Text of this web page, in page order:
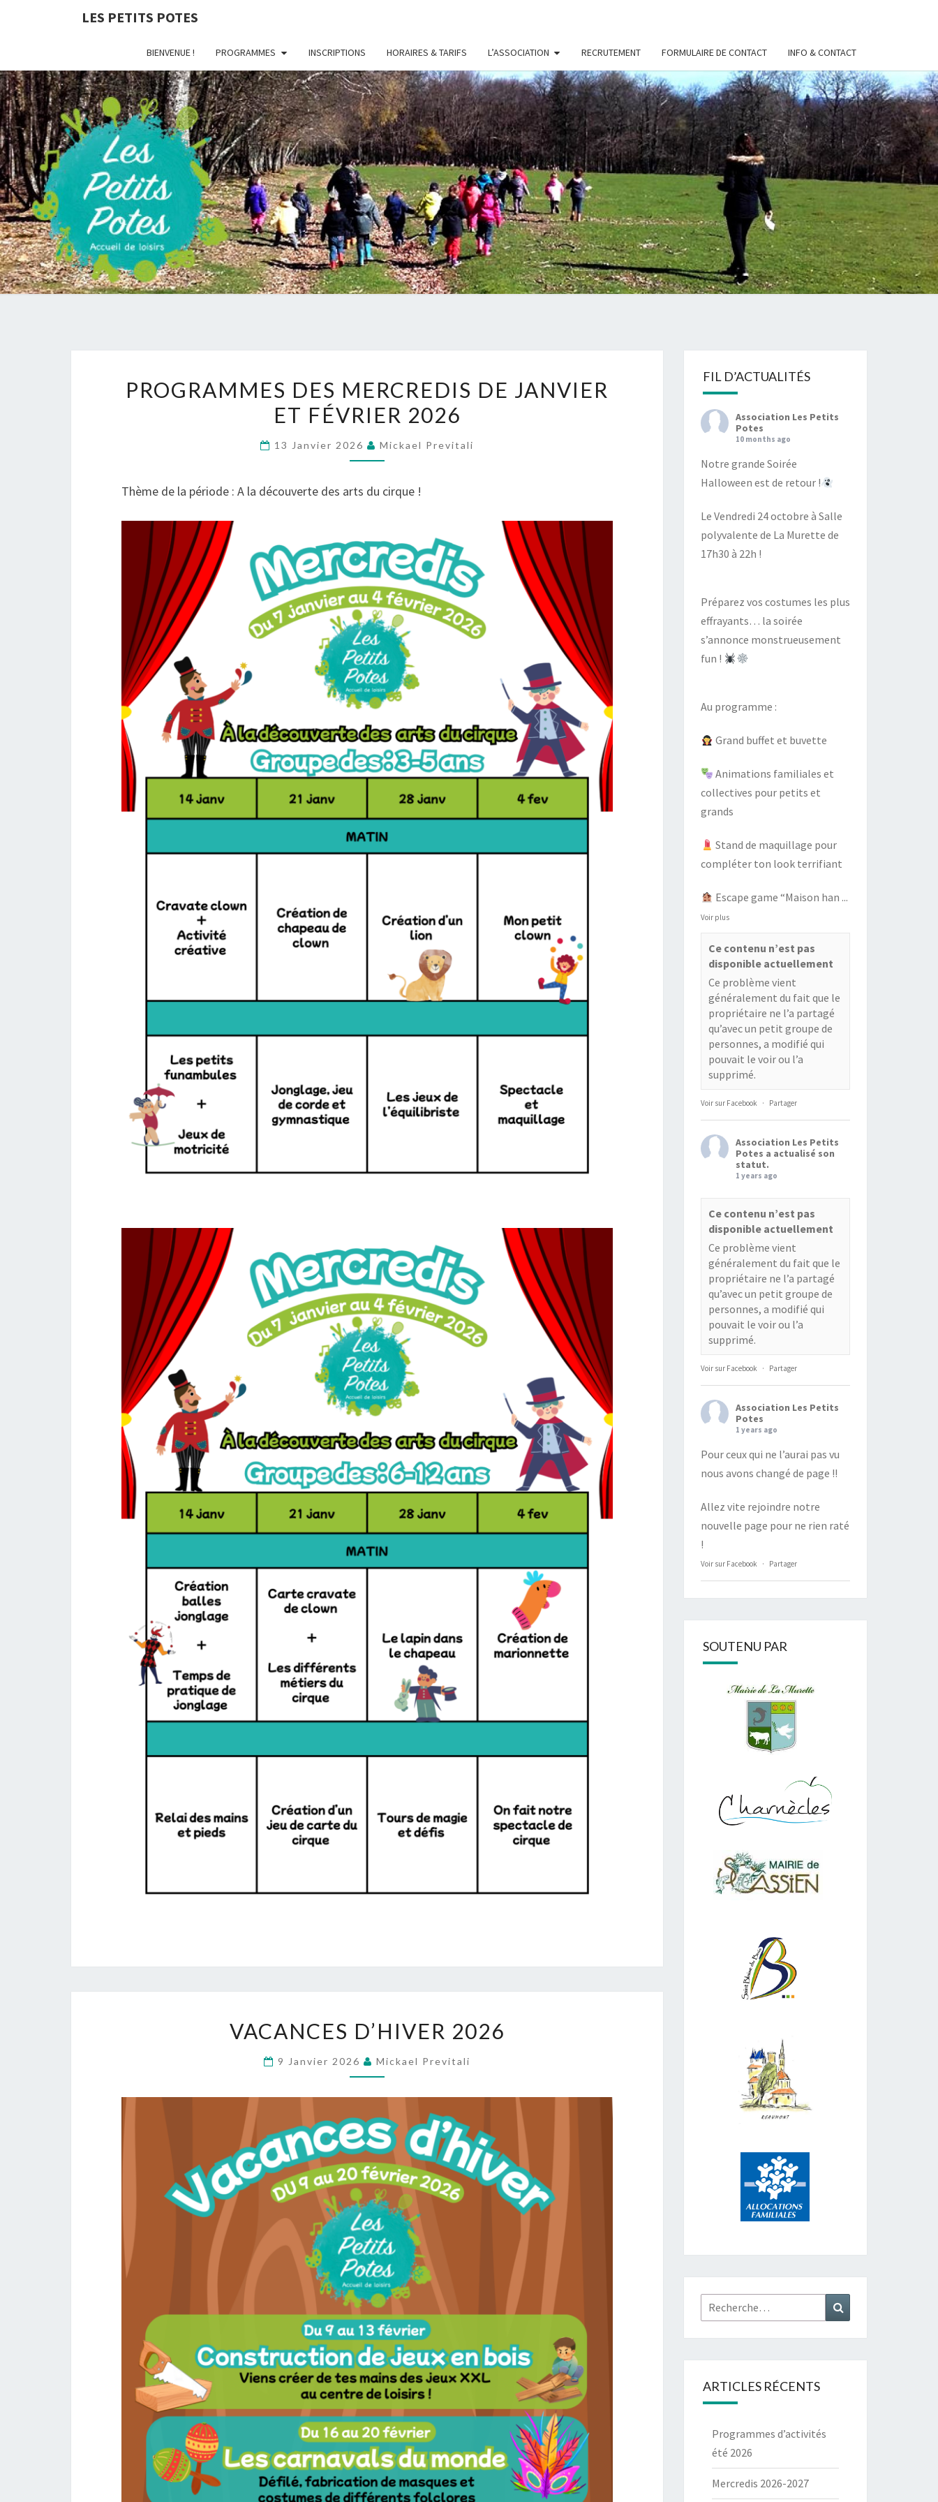
LES PETITS POTES
BIENVENUE ! PROGRAMMES INSCRIPTIONS HORAIRES & TARIFS L’ASSOCIATION RECRUTEMENT FORMULAIRE DE CONTACT INFO & CONTACT
LES
PETITS
Association
D'accueil
De Loisirs
DES
MERCREDIS
JANVIER
FÉVRIER
PROGRAMMES DES MERCREDIS DE JANVIER
ET FÉVRIER 2026
13 Janvier 2026 Mickael Previtali
Thème de la période : A la découverte des arts du cirque !
D’HIVER
2026
VACANCES D’HIVER 2026
9 Janvier 2026 Mickael Previtali
FIL D’ACTUALITÉS
Association Les Petits
Potes
10 months ago
Notre grande Soirée
Halloween est de retour !
Le Vendredi 24 octobre à Salle
polyvalente de La Murette de
17h30 à 22h !
Préparez vos costumes les plus
effrayants… la soirée
s’annonce monstrueusement
fun !
Au programme :
Grand buffet et buvette
Animations familiales et
collectives pour petits et
grands
Stand de maquillage pour
compléter ton look terrifiant
Escape game “Maison han ...
Voir plus
Ce contenu n’est pas
disponible actuellement
Ce problème vient
généralement du fait que le
propriétaire ne l’a partagé
qu’avec un petit groupe de
personnes, a modifié qui
pouvait le voir ou l’a
supprimé.
Voir sur Facebook · Partager
Association Les Petits
Potes a actualisé son
statut.
1 years ago
Ce contenu n’est pas
disponible actuellement
Ce problème vient
généralement du fait que le
propriétaire ne l’a partagé
qu’avec un petit groupe de
personnes, a modifié qui
pouvait le voir ou l’a
supprimé.
Voir sur Facebook · Partager
Association Les Petits
Potes
1 years ago
Pour ceux qui ne l’aurai pas vu
nous avons changé de page !!
Allez vite rejoindre notre
nouvelle page pour ne rien raté
!
Voir sur Facebook · Partager
SOUTENU PAR
Rechercher :
ARTICLES RÉCENTS
Programmes d’activités
été 2026
Mercredis 2026-2027